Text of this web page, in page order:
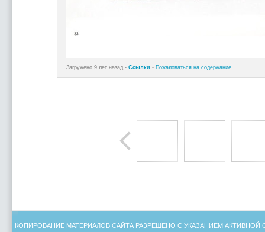
Загружено 9 лет назад - Ссылки - Пожаловаться на содержание
КОПИРОВАНИЕ МАТЕРИАЛОВ САЙТА РАЗРЕШЕНО С УКАЗАНИЕМ АКТИВНОЙ